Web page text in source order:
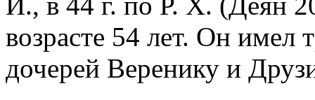
возрасте 54 лет. Он имел
дочерей Веренику и